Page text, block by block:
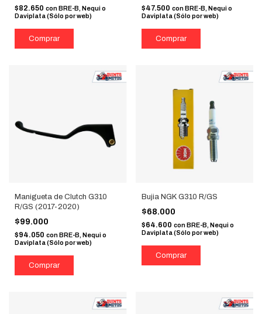
$82.650 conBRE-B, Nequi o
Daviplata (Sólo por web)
$47.500 con BRE-B, Nequi o
Daviplata (Sólo por web)
Manigueta de Clutch G310
R/GS (2017-2020)
$99.000
$94.050 con BRE-B, Nequi o
Daviplata (Sólo por web)
Bujia NGK G310 R/GS
$68.000
$64.600 con BRE-B, Nequi o
Daviplata (Sólo por web)